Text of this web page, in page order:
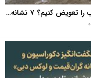
در بازسازی خانه، چه زمانی باید لوله فاضلاب را تعویض کنیم؟ ۷ نشانه‌ای که نباید نادیده بگیرید